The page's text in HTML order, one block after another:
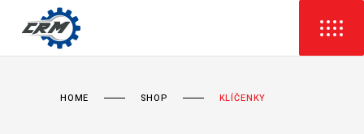
HOME SHOP KLÍČENKY